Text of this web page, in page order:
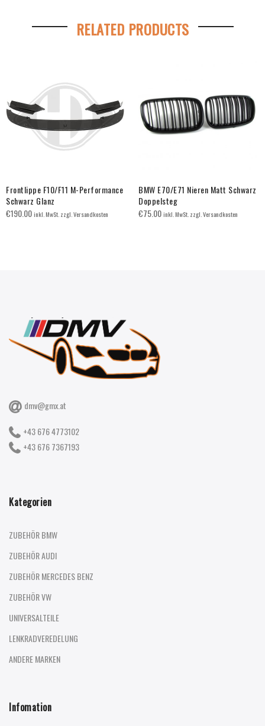
RELATED PRODUCTS
Frontlippe F10/F11 M-Performance
Schwarz Glanz
€190.00inkl. MwSt. zzgl. Versandkosten
BMW E70/E71 Nieren Matt Schwarz
Doppelsteg
€75.00inkl. MwSt. zzgl. Versandkosten
dmv@gmx.at
+43 676 4773102
+43 676 7367193
Kategorien
ZUBEHÖR BMW
ZUBEHÖR AUDI
ZUBEHÖR MERCEDES BENZ
ZUBEHÖR VW
UNIVERSALTEILE
LENKRADVEREDELUNG
ANDERE MARKEN
Infomation